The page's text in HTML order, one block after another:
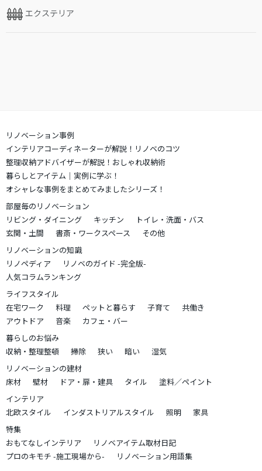
エクステリア
リノベーション事例
インテリアコーディネーターが解説！リノベのコツ
整理収納アドバイザーが解説！おしゃれ収納術
暮らしとアイテム｜実例に学ぶ！
オシャレな事例をまとめてみましたシリーズ！
部屋毎のリノベーション
リビング・ダイニング
キッチン
トイレ・洗面・バス
玄関・土間
書斎・ワークスペース
その他
リノベーションの知識
リノペディア
リノベのガイド -完全版-
人気コラムランキング
ライフスタイル
在宅ワーク
料理 ペットと暮らす 子育て
共働き
アウトドア
音楽
カフェ・バー
暮らしのお悩み
収納・整理整頓
掃除 狭い 暗い
湿気
リノベーションの建材
床材
壁材 ドア・扉・建具 タイル
塗料／ペイント
インテリア
北欧スタイル
インダストリアルスタイル 照明
家具
特集
おもてなしインテリア
リノベアイテム取材日記
プロのキモチ -施工現場から-
リノベーション用語集